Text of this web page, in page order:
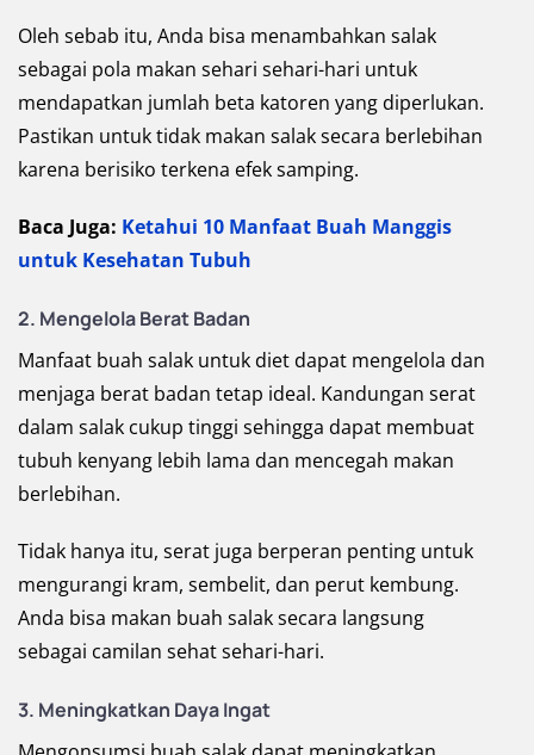
Oleh sebab itu, Anda bisa menambahkan salak
sebagai pola makan sehari sehari-hari untuk
mendapatkan jumlah beta katoren yang diperlukan.
Pastikan untuk tidak makan salak secara berlebihan
karena berisiko terkena efek samping.
Baca Juga: Ketahui 10 Manfaat Buah Manggis
untuk Kesehatan Tubuh
2. Mengelola Berat Badan
Manfaat buah salak untuk diet dapat mengelola dan
menjaga berat badan tetap ideal. Kandungan serat
dalam salak cukup tinggi sehingga dapat membuat
tubuh kenyang lebih lama dan mencegah makan
berlebihan.
Tidak hanya itu, serat juga berperan penting untuk
mengurangi kram, sembelit, dan perut kembung.
Anda bisa makan buah salak secara langsung
sebagai camilan sehat sehari-hari.
3. Meningkatkan Daya Ingat